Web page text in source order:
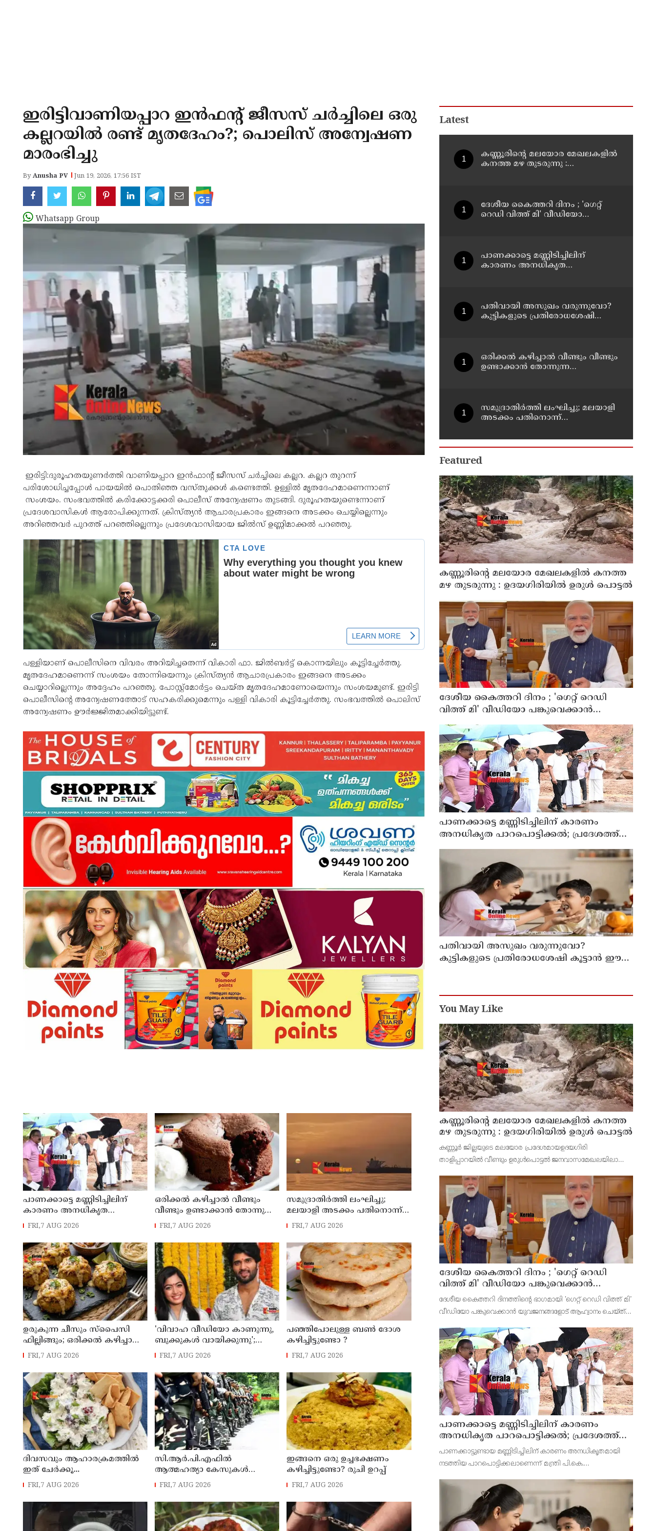
ഇരിട്ടിവാണിയപ്പാറ ഇൻഫന്റ് ജീസസ് ചർച്ചിലെ ഒരു
കല്ലറയിൽ രണ്ട് മൃതദേഹം?; പൊലിസ് അന്വേഷണ
മാരംഭിച്ചു
ByAnusha PV Jun 19, 2026, 17:56 IST
Whatsapp Group
ഇരിട്ടി:ദുരൂഹതയുണര്‍ത്തി വാണിയപ്പാറ ഇന്‍ഫാന്റ് ജീസസ് ചര്‍ച്ചിലെ കല്ലറ. കല്ലറ തുറന്ന്
പരിശോധിച്ചപ്പോള്‍ പായയില്‍ പൊതിഞ്ഞ വസ്തുക്കൾ കണ്ടെത്തി. ഉള്ളില്‍ മൃതദേഹമാണെന്നാണ്
സംശയം. സംഭവത്തില്‍ കരിക്കോട്ടക്കരി പൊലീസ് അന്വേഷണം തുടങ്ങി. ദുരൂഹതയുണ്ടെന്നാണ്
പ്രദേശവാസികള്‍ ആരോപിക്കുന്നത്. ക്രിസ്ത്യന്‍ ആചാരപ്രകാരം ഇങ്ങനെ അടക്കം ചെയ്യില്ലെന്നും
അറിഞ്ഞവര്‍ പുറത്ത് പറഞ്ഞില്ലെന്നും പ്രദേശവാസിയായ ജില്‍സ് ഉണ്ണിമാക്കല്‍ പറഞ്ഞു.
പള്ളിയാണ് പൊലീസിനെ വിവരം അറിയിച്ചതെന്ന് വികാരി ഫാ. ജില്‍ബര്‍ട്ട് കൊന്നയിലും കൂട്ടിച്ചേര്‍ത്തു.
മൃതദേഹമാണെന്ന് സംശയം തോന്നിയെന്നും ക്രിസ്ത്യന്‍ ആചാരപ്രകാരം ഇങ്ങനെ അടക്കം
ചെയ്യാറില്ലെന്നും അദ്ദേഹം പറഞ്ഞു. പോസ്റ്റ്‌മോര്‍ട്ടം ചെയ്ത മൃതദേഹമാണോയെന്നും സംശയമുണ്ട്. ഇരിട്ടി
പൊലീസിന്റെ അന്വേഷണത്തോട് സഹകരിക്കുമെന്നും പള്ളി വികാരി കൂട്ടിച്ചേര്‍ത്തു. സംഭവത്തിൽ പൊലിസ്
അന്വേഷണം ഊർജ്ജിതമാക്കിയിട്ടുണ്ട്.
പാണക്കാട്ടെ മണ്ണിടിച്ചിലിന്
കാരണം അനധികൃത
പാറപൊട്ടിക്കൽ; പ്രദേശത്ത്
നിർമാണ പ്രവർത്തനങ്ങളും
അനുവദിക്കില്ലെന്ന് മന്ത്രി പികെ
കുഞ്ഞാലിക്കുട്ടി
FRI,7 AUG 2026
ഒരിക്കൽ കഴിച്ചാൽ വീണ്ടും
വീണ്ടും ഉണ്ടാക്കാൻ തോന്നുന്ന
മധുരവിഭവം
FRI,7 AUG 2026
സമുദ്രാതിർത്തി ലംഘിച്ചു;
മലയാളി അടക്കം പതിനൊന്ന്
മത്സ്യതൊഴിലാളികളെ
നാവികസേന
FRI,7 AUG 2026
ഉരുകുന്ന ചീസും സ്പൈസി
ഫില്ലിങ്ങും; ഒരിക്കൽ കഴിച്ചാൽ
വീണ്ടും ചോദിക്കും
FRI,7 AUG 2026
'വിവാഹ വീഡിയോ കാണുന്നു,
ബുക്കുകള്‍ വായിക്കുന്നു';
വിശ്രമ ജീവിതത്തെക്കുറിച്ച്
രശ്മിക മന്ദാന
FRI,7 AUG 2026
പഞ്ഞിപോലുള്ള ബൺ ദോശ
കഴിച്ചിട്ടുണ്ടോ ?
FRI,7 AUG 2026
ദിവസവും ആഹാരക്രമത്തിൽ
ഇത് ചേർക്കൂ...
FRI,7 AUG 2026
സി.ആർ.പി.എഫിൽ
ആത്മഹത്യാ കേസുകൾ
വർധിക്കുന്നു ; കഴിഞ്ഞ വർഷം
FRI,7 AUG 2026
ഇങ്ങനെ ഒരു ഉച്ചഭക്ഷണം
കഴിച്ചിട്ടുണ്ടോ? രുചി ഉറപ്പ്
FRI,7 AUG 2026
Latest
കണ്ണൂരിൻ്റെ മലയോര മേഖലകളിൽ
കനത്ത മഴ തുടരുന്നു :
ദേശീയ കൈത്തറി ദിനം ; 'ഗെറ്റ്
റെഡി വിത്ത് മി' വീഡിയോ
പാണക്കാട്ടെ മണ്ണിടിച്ചിലിന്
കാരണം അനധികൃത
അനുവദിക്കില്ലെന്ന് മന്ത്രി പികെ
കുഞ്ഞാലിക്കുട്ടി
പതിവായി അസുഖം വരുന്നുവോ?
കുട്ടികളുടെ പ്രതിരോധശേഷി
ഒരിക്കൽ കഴിച്ചാൽ വീണ്ടും വീണ്ടും
ഉണ്ടാക്കാൻ തോന്നുന്ന
സമുദ്രാതിർത്തി ലംഘിച്ചു; മലയാളി
അടക്കം പതിനൊന്ന്
കസ്റ്റഡിയിലെടുത്ത് ശ്രീലങ്കൻ
നാവികസേന
Featured
കണ്ണൂരിൻ്റെ മലയോര മേഖലകളിൽ കനത്ത
മഴ തുടരുന്നു : ഉദയഗിരിയിൽ ഉരുൾ പൊട്ടൽ
ദേശീയ കൈത്തറി ദിനം ; 'ഗെറ്റ് റെഡി
വിത്ത് മി' വീഡിയോ പങ്കുവെക്കാൻ
യുവജനങ്ങളോട് അഭ്യർത്ഥിച്ച് പ്രധാനമന്ത്രി
നരേന്ദ്ര മോദി
പാണക്കാട്ടെ മണ്ണിടിച്ചിലിന് കാരണം
അനധികൃത പാറപൊട്ടിക്കൽ; പ്രദേശത്ത്
ഇനി ഒരു തരത്തിലുള്ള നിർമാണ
പ്രവർത്തനങ്ങളും അനുവദിക്കില്ലെന്ന് മന്ത്രി
പികെ കുഞ്ഞാലിക്കുട്ടി
പതിവായി അസുഖം വരുന്നുവോ?
കുട്ടികളുടെ പ്രതിരോധശേഷി കൂട്ടാൻ ഈ
You May Like
കണ്ണൂരിൻ്റെ മലയോര മേഖലകളിൽ കനത്ത
മഴ തുടരുന്നു : ഉദയഗിരിയിൽ ഉരുൾ പൊട്ടൽ
കണ്ണൂർ ജില്ലയുടെ മലയോര പ്രദേശമായഉദയഗിരി
താളിപ്പാറയിൽ വീണ്ടും ഉരുൾപൊട്ടൽ ജനവാസമേഖലയിലാണ്
ചെളിയോടൊപ്പം അതിശക്തമായി താഴ് വാരത്തിലേക്ക് കുത്തി
ഒലിച
ദേശീയ കൈത്തറി ദിനം ; 'ഗെറ്റ് റെഡി
വിത്ത് മി' വീഡിയോ പങ്കുവെക്കാൻ
യുവജനങ്ങളോട് അഭ്യർത്ഥിച്ച് പ്രധാനമന്ത്രി
നരേന്ദ്ര മോദി
ദേശീയ കൈത്തറി ദിനത്തിന്റെ ഭാഗമായി 'ഗെറ്റ് റെഡി വിത്ത് മി'
വീഡിയോ പങ്കുവെക്കാൻ യുവജനങ്ങളോട് ആഹ്വാനം ചെയ്ത്
'ഗെറ്റ് റെഡി വിത്ത് മി' എന്ന ക്യാമ്പെയിനിൽ
പാണക്കാട്ടെ മണ്ണിടിച്ചിലിന് കാരണം
അനധികൃത പാറപൊട്ടിക്കൽ; പ്രദേശത്ത്
ഇനി ഒരു തരത്തിലുള്ള നിർമാണ
പ്രവർത്തനങ്ങളും അനുവദിക്കില്ലെന്ന് മന്ത്രി
പികെ കുഞ്ഞാലിക്കുട്ടി
പാണക്കാട്ടുണ്ടായ മണ്ണിടിച്ചിലിന് കാരണം അനധികൃതമായി
നടത്തിയ പാറപൊട്ടിക്കലാണെന്ന് മന്ത്രി പി.കെ.
മാത്രമാണ് നഗരസഭ അനുമതി നൽകിയിരുന്നത്. എന്നാൽ ഇത